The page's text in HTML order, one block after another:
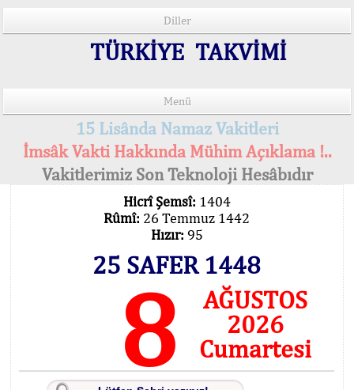
Diller
TÜRKİYE TAKVİMİ
Menü
15 Lisânda Namaz Vakitleri
İmsâk Vakti Hakkında Mühim Açıklama !..
Vakitlerimiz Son Teknoloji Hesâbıdır
Hicrî Şemsî: 1404
Rûmî: 26 Temmuz 1442
Hızır: 95
25 SAFER 1448
8
AĞUSTOS
2026
Cumartesi